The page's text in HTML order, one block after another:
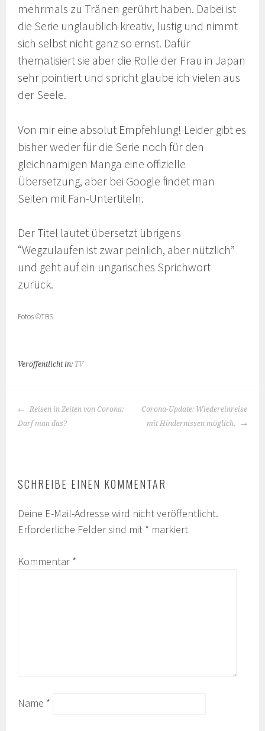
mehrmals zu Tränen gerührt haben. Dabei ist
die Serie unglaublich kreativ, lustig und nimmt
sich selbst nicht ganz so ernst. Dafür
thematisiert sie aber die Rolle der Frau in Japan
sehr pointiert und spricht glaube ich vielen aus
der Seele.
Von mir eine absolut Empfehlung! Leider gibt es
bisher weder für die Serie noch für den
gleichnamigen Manga eine offizielle
Übersetzung, aber bei Google findet man
Seiten mit Fan-Untertiteln.
Der Titel lautet übersetzt übrigens
“Wegzulaufen ist zwar peinlich, aber nützlich”
und geht auf ein ungarisches Sprichwort
zurück.
Fotos ©️TBS
Veröffentlicht in: TV
BEITRAGS-
NAVIGATION
Reisen in Zeiten von Corona:
Darf man das?
Corona-Update: Wiedereinreise
mit Hindernissen möglich.
SCHREIBE EINEN KOMMENTAR
Deine E-Mail-Adresse wird nicht veröffentlicht.
Erforderliche Felder sind mit * markiert
Kommentar*
Name *